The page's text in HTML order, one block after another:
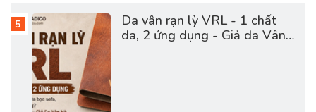
Da vân rạn lỳ VRL - 1 chất
da, 2 ứng dụng - Giả da Vân